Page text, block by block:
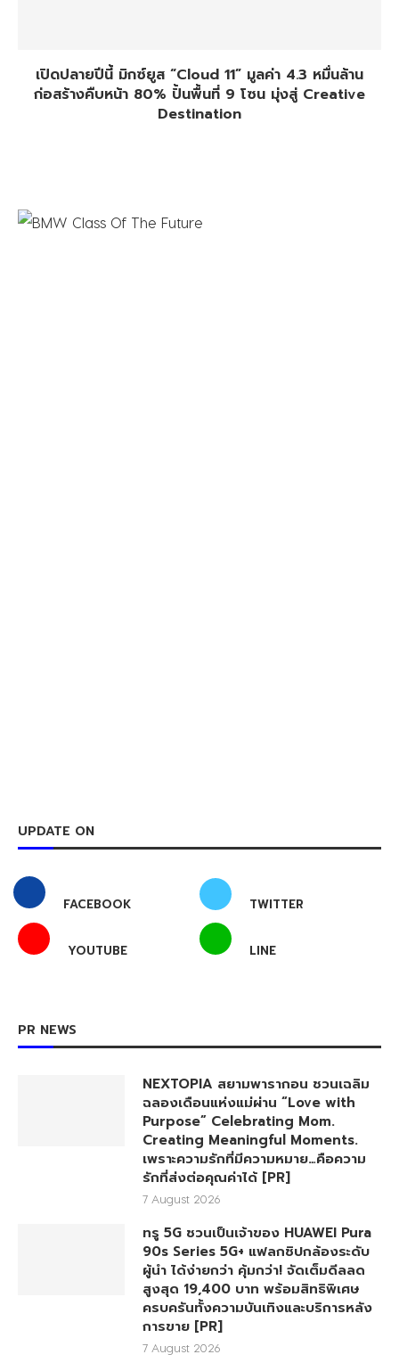
เปิดปลายปีนี้ มิกซ์ยูส “Cloud 11” มูลค่า 4.3 หมื่นล้าน
ก่อสร้างคืบหน้า 80% ปั้นพื้นที่ 9 โซน มุ่งสู่ Creative
Destination
UPDATE ON
FACEBOOK TWITTER
YOUTUBE LINE
PR NEWS
NEXTOPIA สยามพารากอน ชวนเฉลิม
ฉลองเดือนแห่งแม่ผ่าน “Love with
Purpose” Celebrating Mom.
Creating Meaningful Moments.
เพราะความรักที่มีความหมาย…คือความ
รักที่ส่งต่อคุณค่าได้ [PR]
7 August 2026
ทรู 5G ชวนเป็นเจ้าของ HUAWEI Pura
90s Series 5G+ แฟลกชิปกล้องระดับ
ผู้นำ ได้ง่ายกว่า คุ้มกว่า! จัดเต็มดีลลด
สูงสุด 19,400 บาท พร้อมสิทธิพิเศษ
ครบครันทั้งความบันเทิงและบริการหลัง
การขาย [PR]
7 August 2026